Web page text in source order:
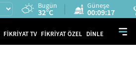
Bugün
32°C
Güneşe
00:09:15
FİKRİYAT TV FİKRİYAT ÖZEL DİNLE